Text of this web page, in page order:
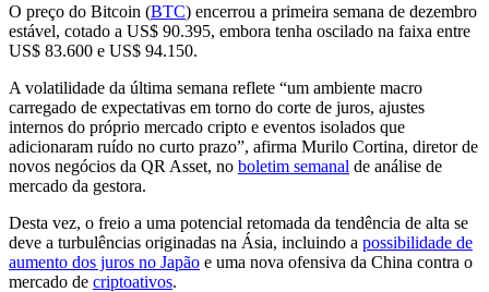
O preço do Bitcoin (BTC) encerrou a primeira semana de dezembro
estável, cotado a US$ 90.395, embora tenha oscilado na faixa entre
US$ 83.600 e US$ 94.150.
A volatilidade da última semana reflete “um ambiente macro
carregado de expectativas em torno do corte de juros, ajustes
internos do próprio mercado cripto e eventos isolados que
adicionaram ruído no curto prazo”, afirma Murilo Cortina, diretor de
novos negócios da QR Asset, no boletim semanal de análise de
mercado da gestora.
Desta vez, o freio a uma potencial retomada da tendência de alta se
deve a turbulências originadas na Ásia, incluindo a possibilidade de
aumento dos juros no Japão e uma nova ofensiva da China contra o
mercado de criptoativos.